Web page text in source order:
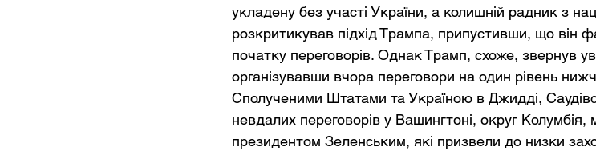
укладену без участі України, а колишній радник з
розкритикував підхід Трампа, припустивши, що він
початку переговорів. Однак Трамп, схоже, звернув
організувавши вчора переговори на один рівень
Сполученими Штатами та Україною в Джидді,
невдалих переговорів у Вашингтоні, округ
президентом Зеленським, які призвели до низки